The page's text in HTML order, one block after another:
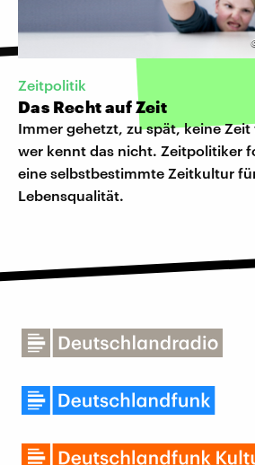
Zeitpolitik
Das Recht auf Zeit
Immer gehetzt, zu spät, keine
wer kennt das nicht. Zeitpolitiker
eine selbstbestimmte Zeitkultur
Lebensqualität.